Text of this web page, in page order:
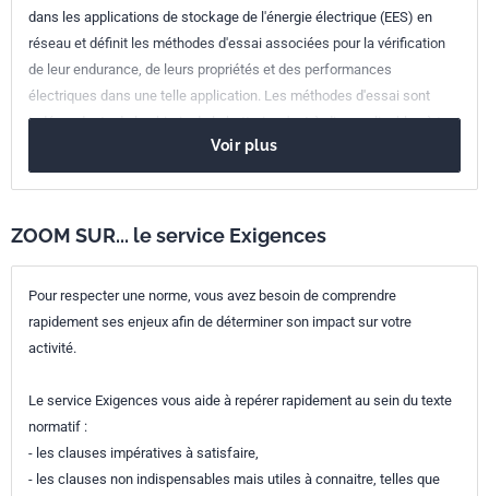
dans les applications de stockage de l'énergie électrique (EES) en
réseau et définit les méthodes d'essai associées pour la vérification
de leur endurance, de leurs propriétés et des performances
électriques dans une telle application. Les méthodes d'essai sont
indépendants de la chimie de la batterie, c'est-à-dire applicables à tout
type de batterie d'accumulateurs. Les applications en réseau sont
caractérisées par le fait que les batteries sont connectées, via des
national ou continental et font office de sources ou de réservoir
de sources d'énergie renouvelables sont introduites aléatoirement
dans celui-ci. Les équipements de conversion d'énergie et d'interface
associés ne sont pas couverts par la présente partie de l'IEC 61427.
Voir plus
ZOOM SUR... le service Exigences
Pour respecter une norme, vous avez besoin de comprendre
rapidement ses enjeux afin de déterminer son impact sur votre
activité.
Le service Exigences vous aide à repérer rapidement au sein du texte
normatif :
- les clauses impératives à satisfaire,
- les clauses non indispensables mais utiles à connaitre, telles que